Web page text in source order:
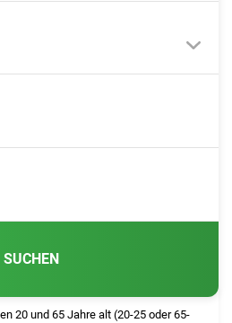
SUCHEN
20 und 65 Jahre alt (20-25 oder 65-